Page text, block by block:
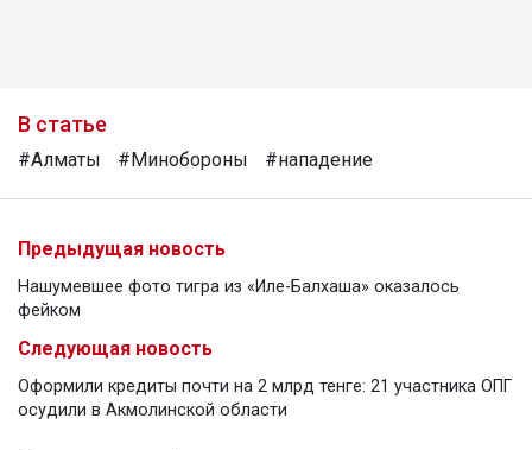
В статье
#Алматы #Минобороны #нападение
Предыдущая новость
Нашумевшее фото тигра из «Иле-Балхаша» оказалось
фейком
Следующая новость
Оформили кредиты почти на 2 млрд тенге: 21 участника ОПГ
осудили в Акмолинской области